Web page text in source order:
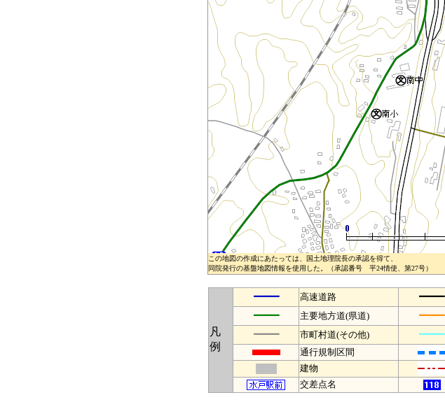
この地図の作成にあたっては、国土地理院長の承認を得て、
同院発行の基盤地図情報を使用した。（承認番号 平24情使、第27号）
凡
例
━━ 高速道路 ━━
━━ 主要地方道(県道) ━━
━━ 市町村道(その他) ━━
通行規制区間
建物
交差点名